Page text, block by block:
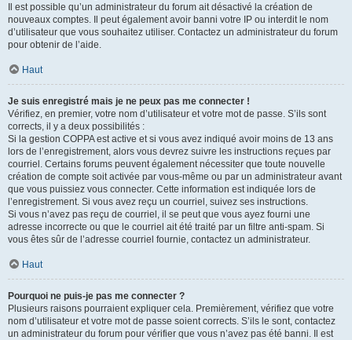
Il est possible qu’un administrateur du forum ait désactivé la création de
nouveaux comptes. Il peut également avoir banni votre IP ou interdit le nom
d’utilisateur que vous souhaitez utiliser. Contactez un administrateur du forum
pour obtenir de l’aide.
Haut
Je suis enregistré mais je ne peux pas me connecter !
Vérifiez, en premier, votre nom d’utilisateur et votre mot de passe. S’ils sont
corrects, il y a deux possibilités :
Si la gestion COPPA est active et si vous avez indiqué avoir moins de 13 ans
lors de l’enregistrement, alors vous devrez suivre les instructions reçues par
courriel. Certains forums peuvent également nécessiter que toute nouvelle
création de compte soit activée par vous-même ou par un administrateur avant
que vous puissiez vous connecter. Cette information est indiquée lors de
l’enregistrement. Si vous avez reçu un courriel, suivez ses instructions.
Si vous n’avez pas reçu de courriel, il se peut que vous ayez fourni une
adresse incorrecte ou que le courriel ait été traité par un filtre anti-spam. Si
vous êtes sûr de l’adresse courriel fournie, contactez un administrateur.
Haut
Pourquoi ne puis-je pas me connecter ?
Plusieurs raisons pourraient expliquer cela. Premièrement, vérifiez que votre
nom d’utilisateur et votre mot de passe soient corrects. S’ils le sont, contactez
un administrateur du forum pour vérifier que vous n’avez pas été banni. Il est